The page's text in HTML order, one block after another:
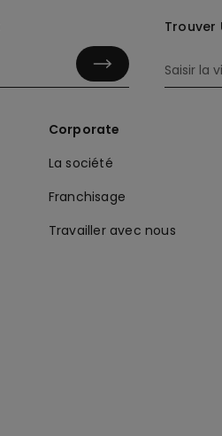
Trouver
Corporate
La société
Franchisage
Travailler avec nous